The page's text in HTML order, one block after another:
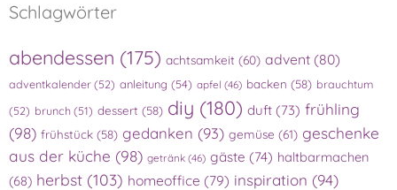
Schlagwörter
abendessen (175) achtsamkeit (60) advent (80)
adventkalender(52) anleitung (54) apfel (46) backen (58) brauchtum
(52) brunch(51) dessert (58) diy (180) duft (73) frühling
(98) frühstück (58) gedanken (93) gemüse (61) geschenke
aus der küche (98) getränk (46) gäste (74) haltbarmachen
(68) herbst (103) homeoffice (79) inspiration (94)